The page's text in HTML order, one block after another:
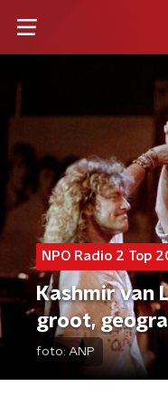
NPO Radio 2 Top
Kashmir van
groot,
foto: ANP